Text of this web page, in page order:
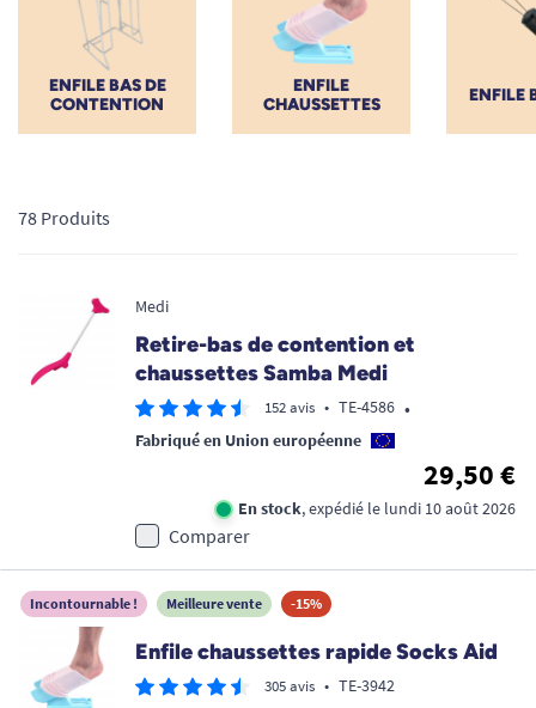
les aidants en facilitant les manipulations lors de la toilette
corporelle.
ENFILE BAS DE
CONTENTION
ENFILE
CHAUSSETTES
ENFILE
78 Produits
Medi
Retire-bas de contention et
chaussettes Samba Medi
152 avis • TE-4586 •
Fabriqué en Union européenne
29,50 €
En stock, expédié le lundi 10 août 2026
Comparer
Incontournable ! Meilleure vente -15%
Enfile chaussettes rapide Socks Aid
305 avis • TE-3942